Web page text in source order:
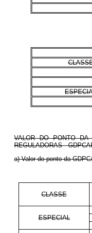
VALOR DO PONTO DA
REGULADORAS -
a) Valor do ponto da
CLASSE
ESPECIAL